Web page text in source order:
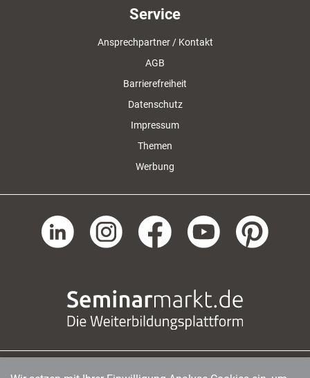
Service
Ansprechpartner / Kontakt
AGB
Barrierefreiheit
Datenschutz
Impressum
Themen
Werbung